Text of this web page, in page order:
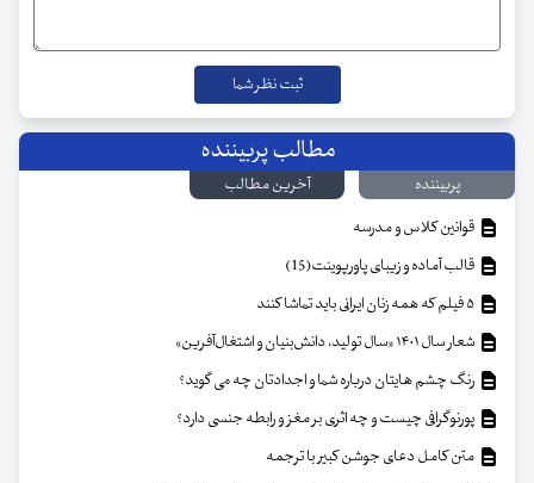
مطالب پربیننده
پربیننده
آخرین مطالب
قوانین کلاس و مدرسه
قالب آماده و زیبای پاورپوینت(15)
شعار سال ۱۴۰۱ «سال تولید، دانش‌بنیان و اشتغال‌آفرین»
رنگ چشم هایتان درباره شما و اجدادتان چه می گوید؟
پورنوگرافی چیست و چه اثری بر مغز و رابطه جنسی دارد؟
متن کامل دعای جوشن کبیر با ترجمه